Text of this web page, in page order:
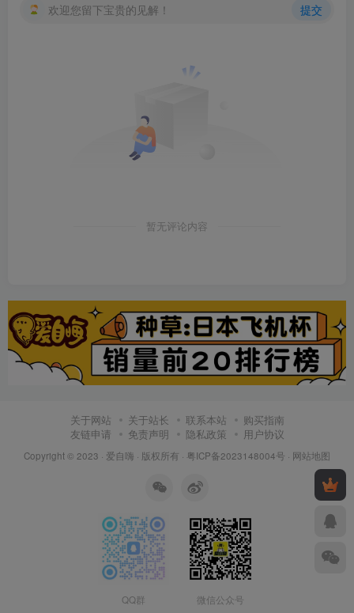
欢迎您留下宝贵的见解！ 提交
暂无评论内容
关于网站 关于站长 联系本站
购买指南
友链申请
免责声明 隐私政策 用户协议
Copyright © 2023 · 爱自嗨 · 版权所有 · 粤ICP备2023148004号 · 网站地图
QQ群 微信公众号